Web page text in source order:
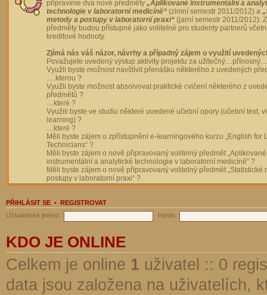
připravíme dva nové předměty „Aplikované instrumentální a
technologie v laboratorní medicíně“ (zimní semestr 2011/2012) a
metody a postupy v laboratorní praxi“ (jarní semestr 2011/2012).
předměty budou přístupné jako volitelné pro studenty partnerů
kreditové hodnoty.
Zjímá nás váš názor, návrhy a případný zájem o využití
Považujete uvedený výstup aktivity projektu za
Využli byste možnost navštívit přenášku některého z uvedených
….kterou ?
Využli byste možnost absolvovat praktické cvičení některého z
předmětů ?
…které ?
Využili byste ve studiu některé uvedené učební opory (učební text,
learning) ?
…které ?
Měli byste zájem o zpřístupnění e-learningového kurzu „English for
Technicians“ ?
Měli byste zájem o nově připravovaný volitelný předmět „Aplikované
instrumentální a analytické technologie v laboratorní medicíně“ ?
Měli byste zájem o nově připravovaný volitelný předmět „Statistické
postupy v laboratorní praxi“ ?
PŘIHLÁSIT SE • REGISTROVAT
Uživatelské jméno:
Heslo:
KDO JE ONLINE
Celkem je online 1 uživatel :: 0
data jsou založena na uživatelích,